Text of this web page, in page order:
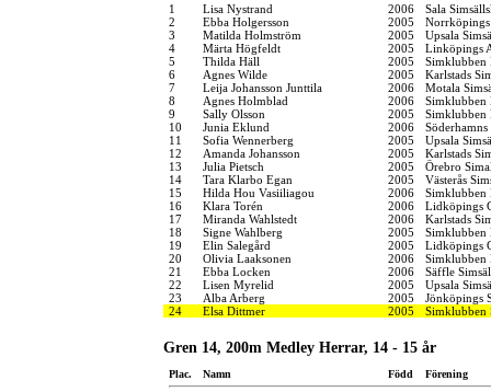
1 Lisa Nystrand 2006
Sala
2
Ebba Holgersson 2005
3
Matilda Holmström 2005
Upsala
4
Märta Högfeldt 2005
Linköpings
5
Thilda Häll 2005
Simklubben
6
Agnes Wilde 2005
Karlstads
7
Leija Johansson Junttila 2006
Motala
8
Agnes Holmblad 2006
Simklubben
9
Sally Olsson 2005
Simklubben
10
Junia Eklund 2006
11
Sofia Wennerberg 2005
Upsala
12
Amanda Johansson 2005
Karlstads
13
Julia Pietsch 2005
Örebro
14
Tara Klarbo Egan 2005
Västerås
15
Hilda Hou Vasiiliagou 2006
Simklubben
16
Klara Torén 2006
Lidköpings
17
Miranda Wahlstedt 2006
Karlstads
18
Signe Wahlberg 2005
Simklubben
19
Elin Salegård 2005
Lidköpings
20
Olivia Laaksonen 2006
Simklubben
21
Ebba Locken 2006
Säffle
22
Lisen Myrelid 2005
Upsala
23
Alba Arberg 2005
Jönköpings
24
Elsa Dittmer 2005 Simklubben
Gren 14, 200m Medley Herrar, 14 - 15 år
Plac. Namn Född Förening